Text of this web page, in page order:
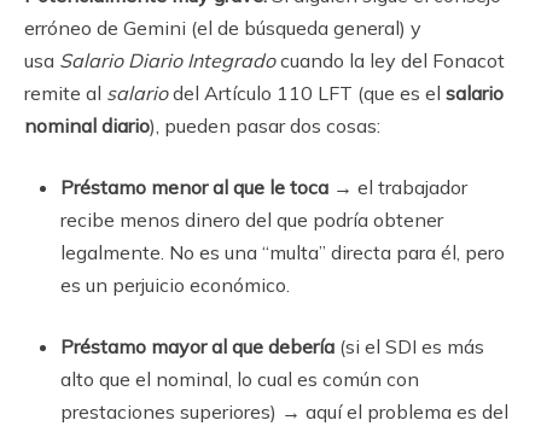
erróneo de Gemini (el de búsqueda general) y
usa Salario Diario Integradocuando la ley del Fonacot
remite al salariodel Artículo 110 LFT (que es el salario
nominal diario), pueden pasar dos cosas:
Préstamo menor al que le toca → el trabajador
recibe menos dinero del que podría obtener
legalmente. No es una “multa” directa para él, pero
es un perjuicio económico.
Préstamo mayor al que debería (si el SDI es más
alto que el nominal, lo cual es común con
prestaciones superiores) → aquí el problema es del